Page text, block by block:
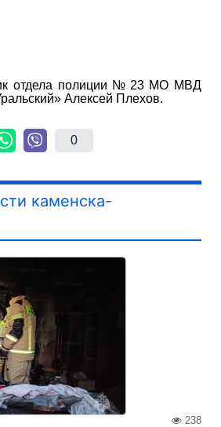
отдела полиции № 23 МО МВД
Алексей Плехов.
0
каменска-
238